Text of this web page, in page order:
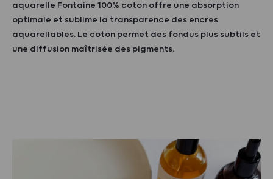
aquarelle Fontaine 100% coton offre une absorption
optimale et sublime la transparence des encres
aquarellables. Le coton permet des fondus plus subtils et
une diffusion maîtrisée des pigments.